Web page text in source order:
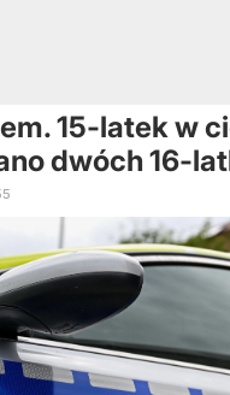
15-latek w
dwóch 16-